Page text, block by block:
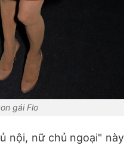
gái Flo
nội, nữ chủ ngoại" này